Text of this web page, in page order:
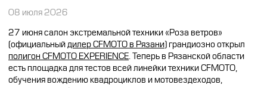
ЗАПЧАСТИ
МАСЛО
CFMOTO РЕКОМЕНДУЕТ
ПУТЕШЕСТВИЯ
CFMOTO EXPERIENCE
CFMOTO Х СИМАЧЁВ
ТЕСТ-ДРАЙВ CFMOTO
CFMOTO EXPERIENCE
CFMOTO TRAVEL
КВАДРОЦИКЛЫ
МОТОЦИКЛЫ
ВХОД
ДЛЯ ДИЛЕРОВ
08 июля 2026
27 июня салон экстремальной техники «Роза ветров»
(официальныйдилер CFMOTO в Рязани) грандиозно открыл
полигон CFMOTO EXPERIENCE. Теперь в Рязанской области
есть площадка для тестов всей линейки техники CFMOTO,
обучения вождению квадроциклов и мотовездеходов,